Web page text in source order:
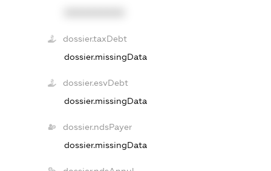
dossier.taxDebt
dossier.missingData
dossier.esvDebt
dossier.missingData
dossier.ndsPayer
dossier.missingData